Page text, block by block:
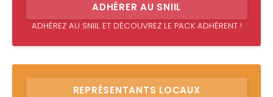
ADHÉRER AU SNIIL
ADHÉREZ AU SNIIL ET DÉCOUVREZ LE PACK ADHÉRENT !
REPRÉSENTANTS LOCAUX